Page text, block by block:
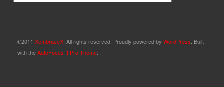
©2011 XembraceX . All rights reserved. Proudly powered by WordPress . Built
with theAutoFocus II Pro Theme